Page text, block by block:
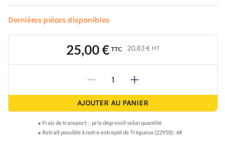
Dernières pièces disponibles
25,00 € TTC 20,83 € HT
- +
AJOUTER AU PANIER
● Frais de transport : prix dégressif selon quantité
● Retrait possible à notre entrepôt de Trégueux (22950) : 6€